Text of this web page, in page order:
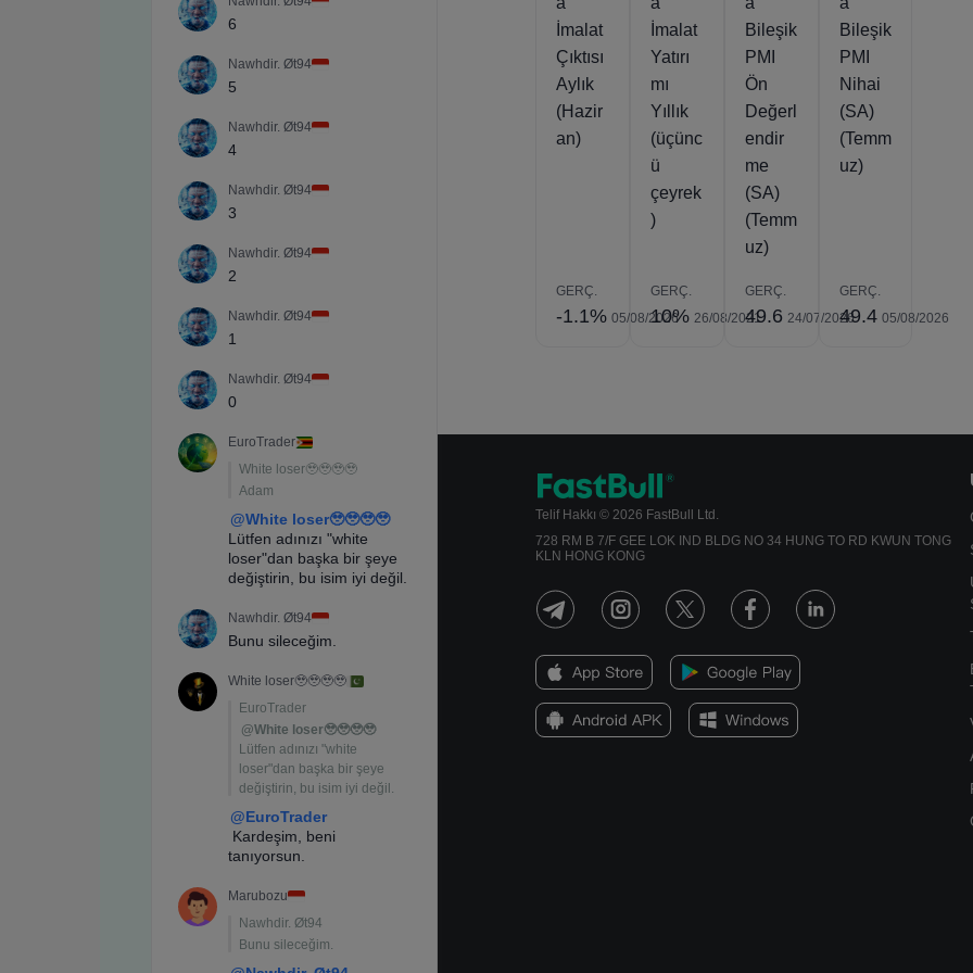
İmalat
Çıktısı
Aylık
(Hazir
an)
GERÇ.
-1.1% 05/08/2026
İmalat
Yatırı
mı
Yıllık
(üçünc
ü
çeyrek
)
GERÇ.
10% 26/08/2021
Bileşik
PMI
Ön
Değerl
endir
me
(SA)
(Temm
uz)
GERÇ.
49.6 24/07/2026
Bileşik
PMI
Nihai
(SA)
(Temm
uz)
GERÇ.
49.4 05/08/2026
Telif Hakkı © 2026 FastBull Ltd.
728 RM B 7/F GEE LOK IND BLDG NO 34 HUNG TO RD KWUN TONG
KLN HONG KONG